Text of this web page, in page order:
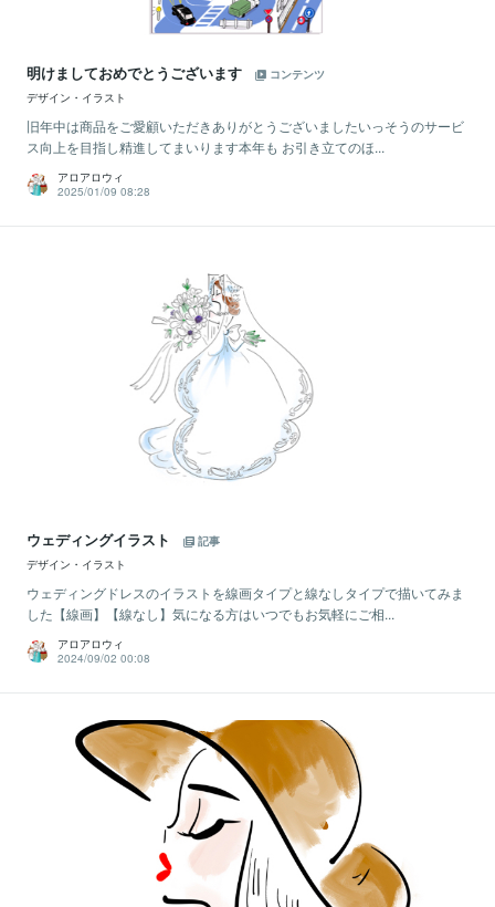
明けましておめでとうございます
コンテンツ
デザイン・イラスト
旧年中は商品をご愛顧いただきありがとうございましたいっそうのサービ
ス向上を目指し精進してまいります本年も お引き立てのほ...
アロアロウィ
2025/01/09 08:28
ウェディングイラスト
記事
デザイン・イラスト
ウェディングドレスのイラストを線画タイプと線なしタイプで描いてみま
した【線画】【線なし】気になる方はいつでもお気軽にご相...
アロアロウィ
2024/09/02 00:08